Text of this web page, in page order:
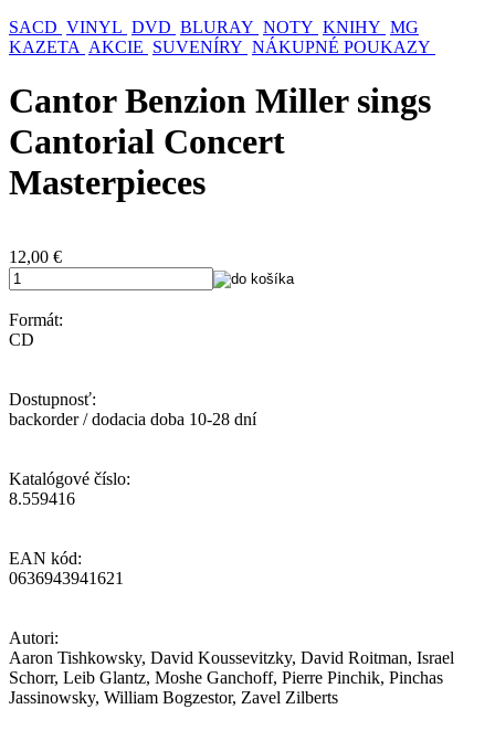
SACD VINYL DVD BLURAY NOTY KNIHY MG
KAZETA AKCIE SUVENÍRY NÁKUPNÉ POUKAZY
Cantor Benzion Miller sings
Cantorial Concert
Masterpieces
12,00 €
Formát:
CD
Dostupnosť:
backorder / dodacia doba 10-28 dní
Katalógové číslo:
8.559416
EAN kód:
0636943941621
Autori:
Aaron Tishkowsky, David Koussevitzky, David Roitman, Israel
Schorr, Leib Glantz, Moshe Ganchoff, Pierre Pinchik, Pinchas
Jassinowsky, William Bogzestor, Zavel Zilberts